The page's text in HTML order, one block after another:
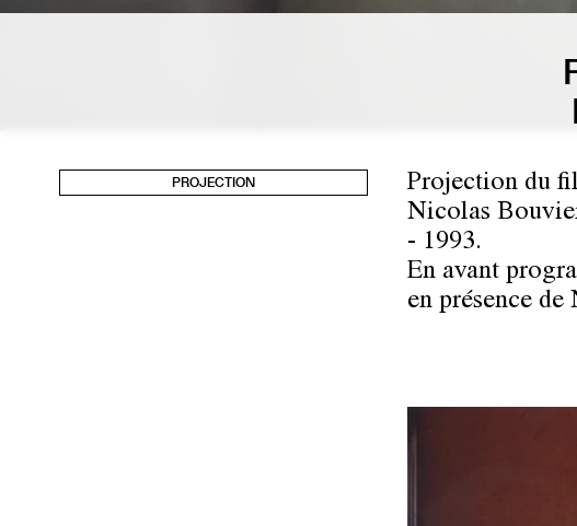
PROJECTION
Projection du
Nicolas
- 1993.
En avant
en présence